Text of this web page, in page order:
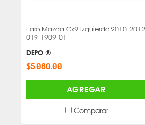
Faro Mazda Cx9 Izquierdo 2010-2012
019-1909-01 -
DEPO ®
$5,080.00
AGREGAR
Comparar